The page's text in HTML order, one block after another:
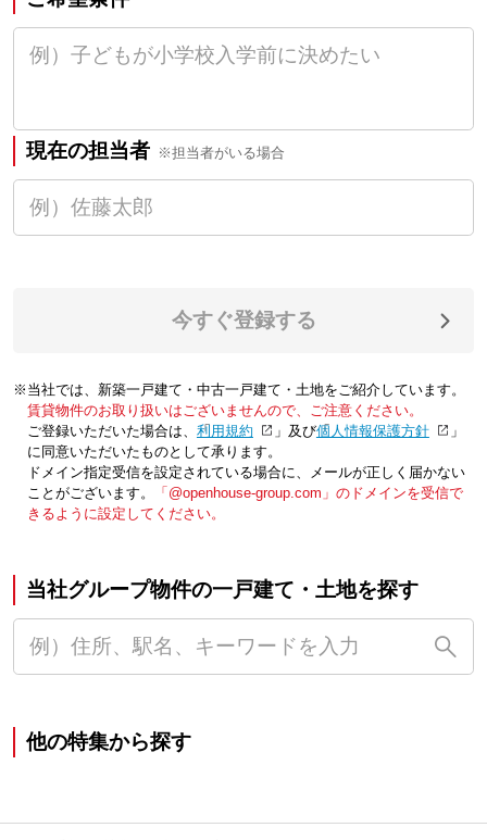
現在の担当者 ※担当者がいる場合
今すぐ登録する
※当社では、新築一戸建て・中古一戸建て・土地をご紹介しています。
賃貸物件のお取り扱いはございませんので、ご注意ください。
ご登録いただいた場合は、「利用規約 」及び「個人情報保護方針
」
に同意いただいたものとして承ります。
ドメイン指定受信を設定されている場合に、メールが正しく届かない
ことがございます。
「@openhouse-group.com」のドメインを受信で
きるように設定してください。
当社グループ物件の一戸建て・土地を探す
他の特集から探す